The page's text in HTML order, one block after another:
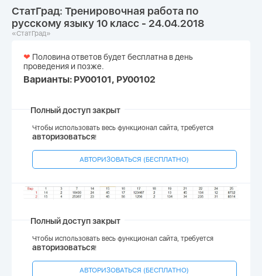
СтатГрад: Тренировочная работа по
русскому языку 10 класс - 24.04.2018
«СтатГрад»
❤ Половина ответов будет бесплатна в день
проведения и позже.
Варианты: РУ00101, РУ00102
Полный доступ закрыт
Чтобы использовать весь функционал сайта, требуется
авторизоваться!
АВТОРИЗОВАТЬСЯ (БЕСПЛАТНО)
Полный доступ закрыт
Чтобы использовать весь функционал сайта, требуется
авторизоваться!
АВТОРИЗОВАТЬСЯ (БЕСПЛАТНО)